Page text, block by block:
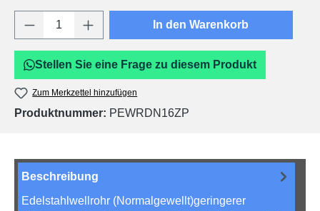
Produkt Anzahl: Gib den gewünschten
In den Warenkorb
Stellen Sie eine Frage zu diesem Produkt
Zum Merkzettel hinzufügen
Produktnummer: PEWRDN16ZP
Beschreibung
Edelstahlwellrohr (Normalgewellt)geringerer